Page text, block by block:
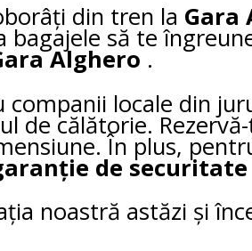
din tren la Gara
bagajele să te
Alghero .
companii locale din
de călătorie.
În plus,
de securitate
noastră astăzi și